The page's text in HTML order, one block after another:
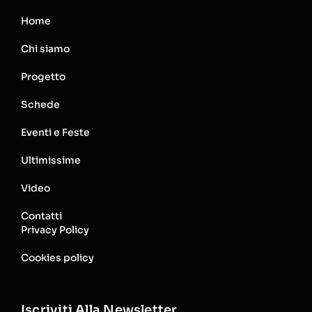
Home
Chi siamo
Progetto
Schede
Eventi e Feste
Ultimissime
Video
Contatti
Privacy Policy
Cookies policy